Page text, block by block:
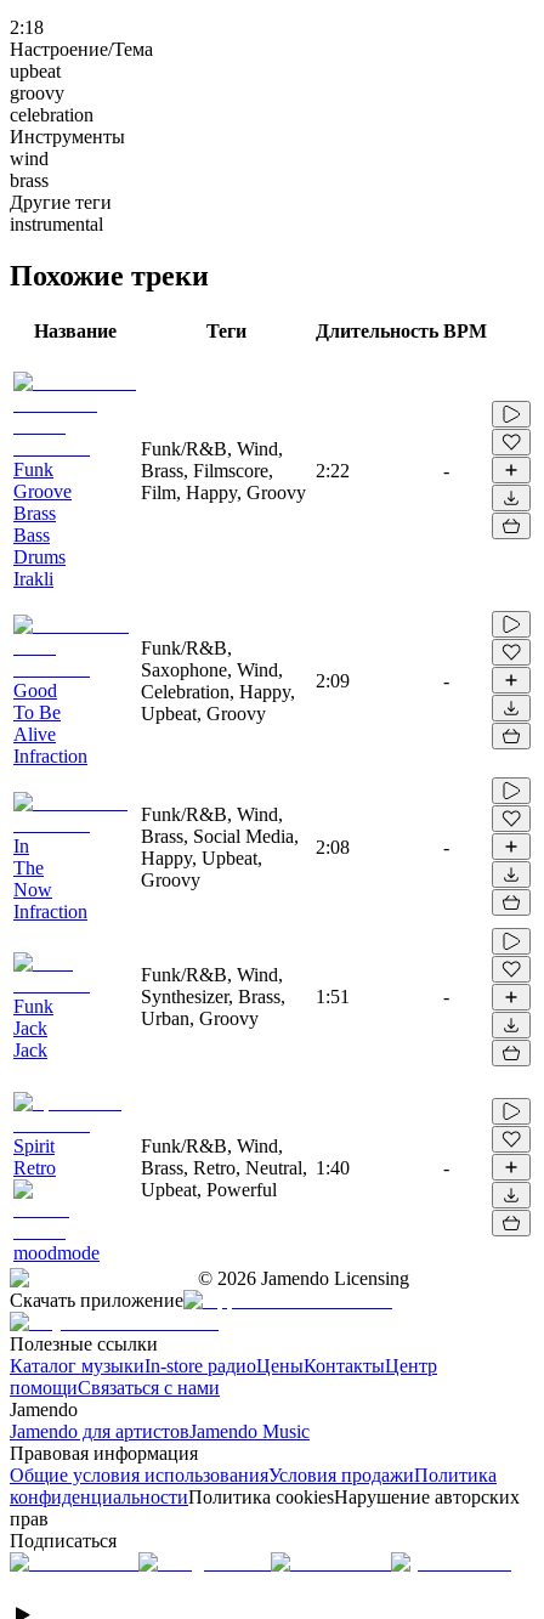
2:18
Настроение/Тема
upbeat
groovy
celebration
Инструменты
wind
brass
Другие теги
instrumental
Похожие треки
Название Теги Длительность BPM
Funk
Groove
Brass
Bass
Drums
Irakli
Funk/R&B, Wind,
Brass, Filmscore,
Film, Happy, Groovy
2:22 -
Good
To Be
Alive
Infraction
Funk/R&B,
Saxophone, Wind,
Celebration, Happy,
Upbeat, Groovy
2:09 -
In
The
Now
Infraction
Funk/R&B, Wind,
Brass, Social Media,
Happy, Upbeat,
Groovy
2:08 -
Funk
Jack
Jack
Funk/R&B, Wind,
Synthesizer, Brass,
Urban, Groovy
1:51 -
Spirit
Retro
moodmode
Funk/R&B, Wind,
Brass, Retro, Neutral,
Upbeat, Powerful
1:40 -
© 2026 Jamendo Licensing
Скачать приложение
Полезные ссылки
Каталог музыкиIn-store радиоЦеныКонтактыЦентр
помощиСвязаться с нами
Jamendo
Jamendo для артистовJamendo Music
Правовая информация
Общие условия использованияУсловия продажиПолитика
конфиденциальностиПолитика cookiesНарушение авторских
прав
Подписаться